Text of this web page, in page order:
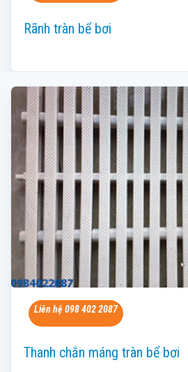
Rãnh tràn bể bơi
Liên hệ 098 402 2087
Thanh chắn máng tràn bể bơi